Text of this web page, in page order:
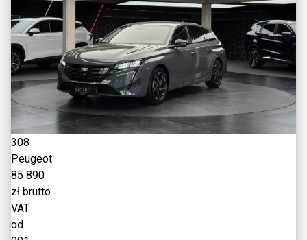
308
Peugeot
85 890
zł brutto
VAT
od